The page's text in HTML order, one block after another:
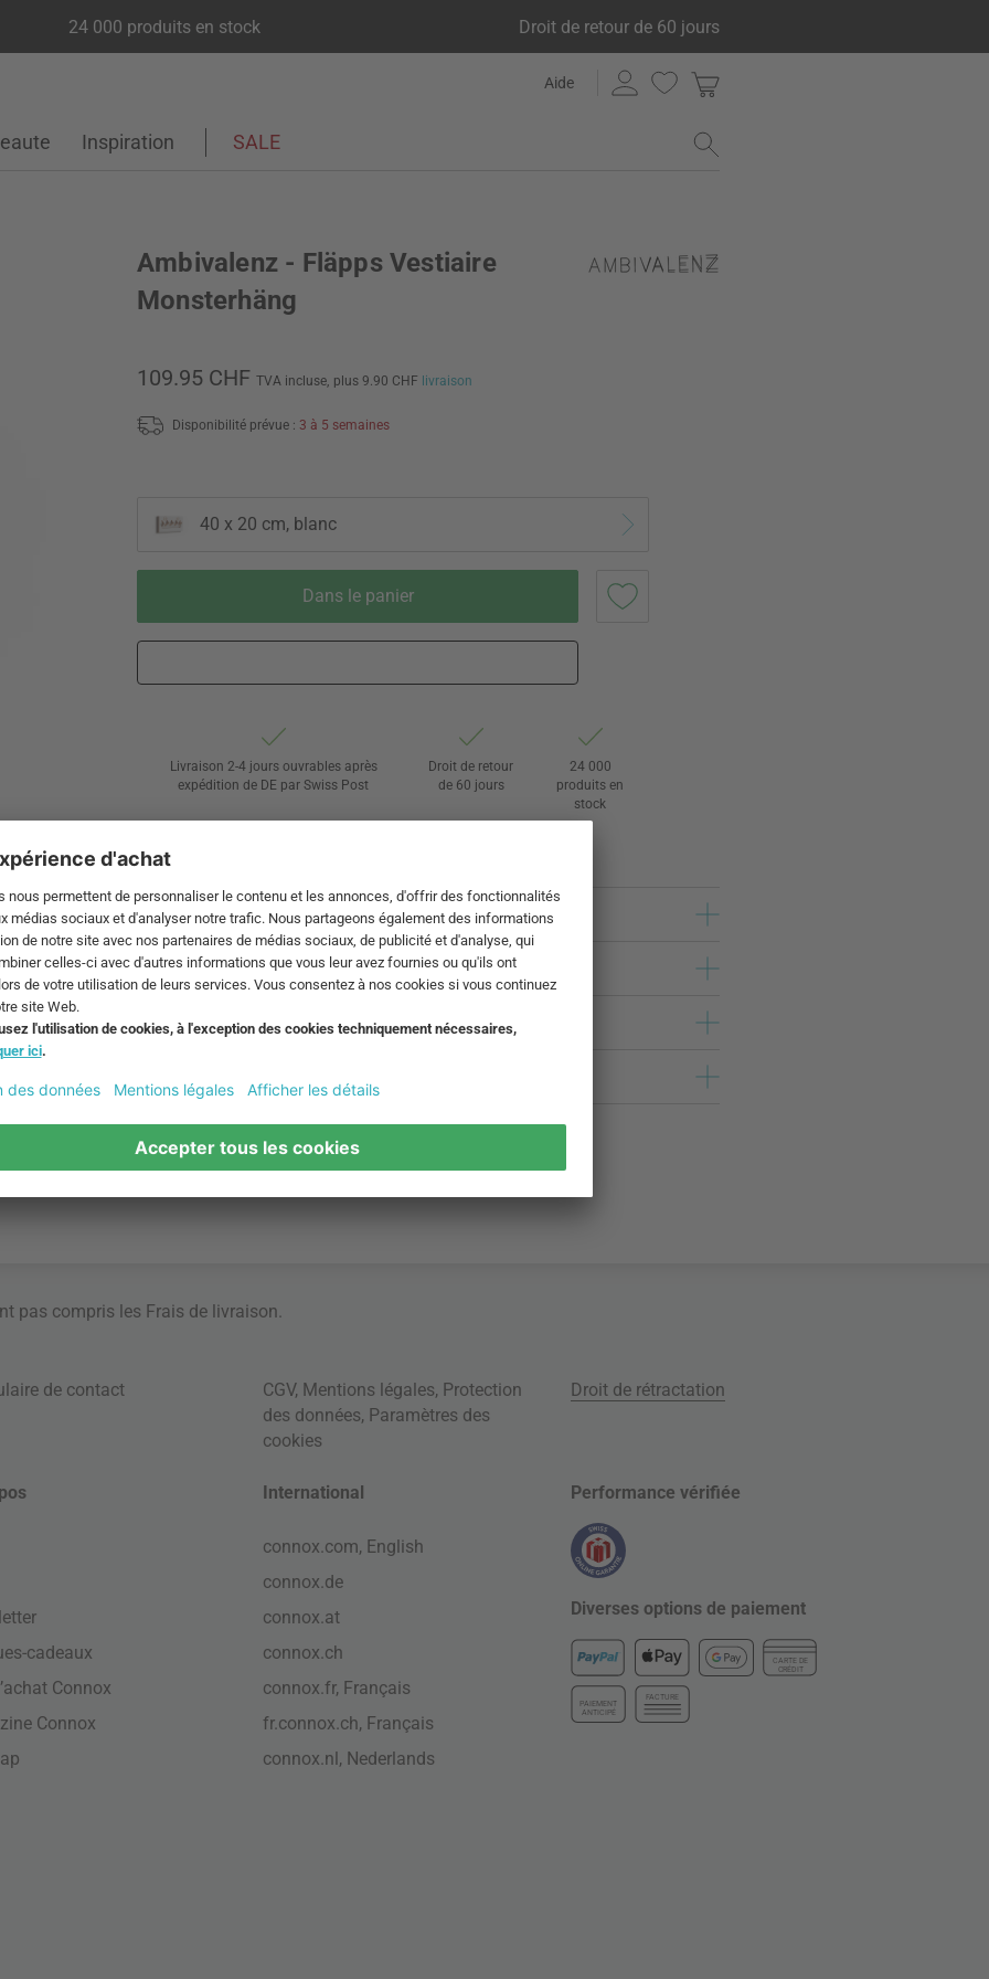
24 000 produits en stock Droit de retour de 60 jours
Aide
Inspiration SALE
Ambivalenz - Fläpps Vestiaire
Monsterhäng
109.95 CHF TVA incluse, plus 9.90 CHF livraison
Disponibilité prévue : 3 à 5 semaines
40 x 20 cm, blanc
Dans le panier
Livraison 2-4 jours ouvrables après
expédition de DE par Swiss Post
Droit de retour
de 60 jours
24 000
produits en
stock
pas compris les Frais de livraison.
de contact CGV, Mentions légales, Protection
des données, Paramètres des
cookies
Droit de rétractation
cadeaux
Connox
Connox
International
connox.com, English
connox.de
connox.at
connox.ch
connox.fr, Français
fr.connox.ch, Français
connox.nl, Nederlands
Performance vérifiée
Diverses options de paiement
CARTE DE
CRÉDIT
PAIEMENT
ANTICIPÉ
FACTURE